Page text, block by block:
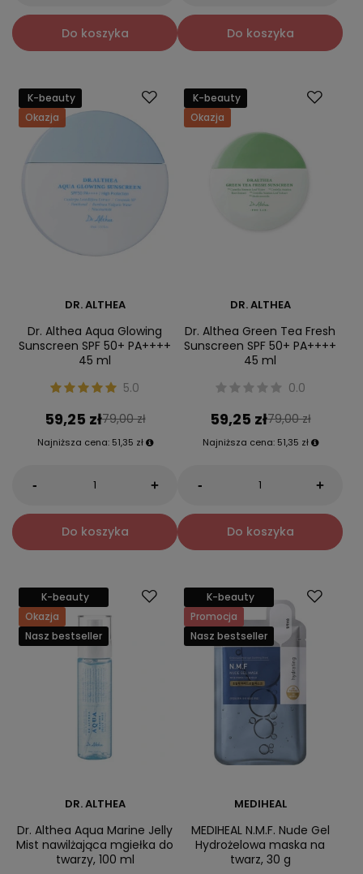
Do koszyka Do koszyka
K-beauty
Okazja
DR. ALTHEA
Dr. Althea Aqua Glowing
Sunscreen SPF 50+ PA++++
45 ml
5.0
59,25 zł79,00 zł
Najniższa cena: 51,35 zł
- +
Do koszyka
K-beauty
Okazja
DR. ALTHEA
Dr. Althea Green Tea Fresh
Sunscreen SPF 50+ PA++++
45 ml
0.0
59,25 zł79,00 zł
Najniższa cena: 51,35 zł
- +
Do koszyka
K-beauty
Okazja
Nasz bestseller
DR. ALTHEA
Dr. Althea Aqua Marine Jelly
Mist nawilżająca mgiełka do
twarzy, 100 ml
K-beauty
Promocja
Nasz bestseller
MEDIHEAL
MEDIHEAL N.M.F. Nude Gel
Hydrożelowa maska na
twarz, 30 g